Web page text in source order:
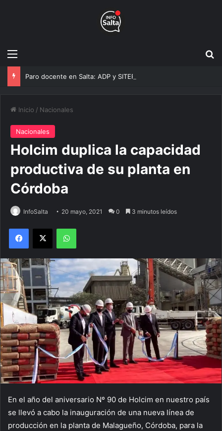
Menú
Inicio / Nacionales
Nacionales
Holcim duplica la capacidad
productiva de su planta en
Córdoba
InfoSalta 20 mayo, 2021 0 3 minutos leídos
Facebook
X WhatsApp
En el año del aniversario Nº 90 de Holcim en nuestro país
se llevó a cabo la inauguración de una nueva línea de
producción en la planta de Malagueño, Córdoba, para la